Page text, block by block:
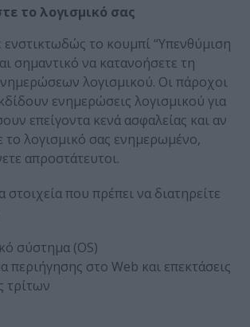
το λογισμικό σας
ενστικτωδώς το κουμπί “Υπενθύμιση
σημαντικό να κατανοήσετε τη
λογισμικού. Οι πάροχοι
ενημερώσεις λογισμικού για
επείγοντα κενά ασφαλείας και αν
το λογισμικό σας ενημερωμένο,
απροστάτευτοι.
που πρέπει να διατηρείτε
σύστημα (OS)
περιήγησης στο Web και επεκτάσεις
τρίτων